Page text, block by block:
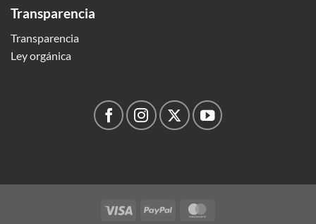
Transparencia
Transparencia
Ley orgánica